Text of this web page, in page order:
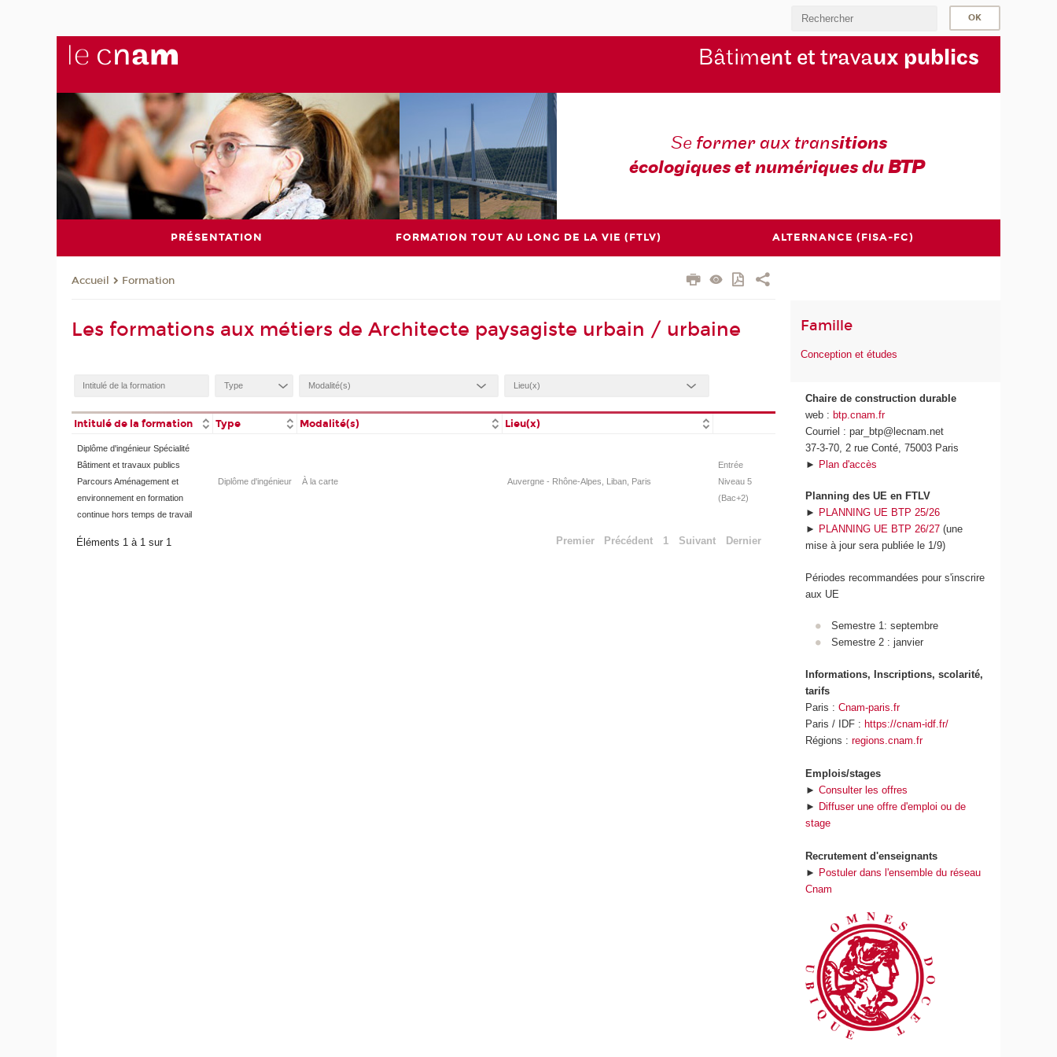
Bâtiment et travaux publics
Se former aux transitions
écologiques et numériques duBTP
PRÉSENTATION FORMATION TOUT AU LONG DE LA VIE (FTLV) ALTERNANCE (FISA-FC)
Accueil Formation
Les formations aux métiers de Architecte paysagiste urbain / urbaine
Intitulé de la formation Type Modalité(s) Lieu(x)
Diplôme d'ingénieur Spécialité
Bâtiment et travaux publics
Parcours Aménagement et
environnement en formation
continue hors temps de travail
Diplôme d'ingénieur À la carte Auvergne - Rhône-Alpes, Liban, Paris
Entrée
Niveau 5
(Bac+2)
Éléments 1 à 1 sur 1 Premier Précédent 1 Suivant Dernier
Famille
Conception et études
Chaire de construction durable
web : btp.cnam.fr
Courriel : par_btp@lecnam.net
37-3-70, 2 rue Conté, 75003 Paris
► Plan d'accès
Planning des UE en FTLV
► PLANNING UE BTP 25/26
► PLANNING UE BTP 26/27 (une
mise à jour sera publiée le 1/9)
Périodes recommandées pour s'inscrire
aux UE
Semestre 1: septembre
Semestre 2 : janvier
Informations, Inscriptions, scolarité,
tarifs
Paris :Cnam-paris.fr
Paris / IDF : https://cnam-idf.fr/
Régions :regions.cnam.fr
Emplois/stages
►Consulter les offres
► Diffuser une offre d'emploi ou de
stage
Recrutement d'enseignants
► Postuler dans l'ensemble du réseau
Cnam